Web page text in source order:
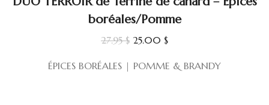
boréales/Pomme
27.95$ Le
initial
25.00 $Le
actuel
ÉPICES BORÉALES | POMME & BRANDY